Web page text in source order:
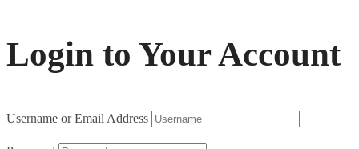
Login to Your Account
Username or Email Address